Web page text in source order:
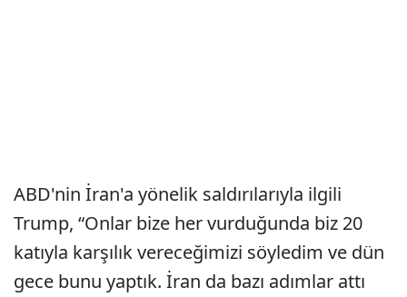
ABD'nin İran'a yönelik saldırılarıyla ilgili
Trump, “Onlar bize her vurduğunda biz 20
katıyla karşılık vereceğimizi söyledim ve dün
gece bunu yaptık. İran da bazı adımlar attı